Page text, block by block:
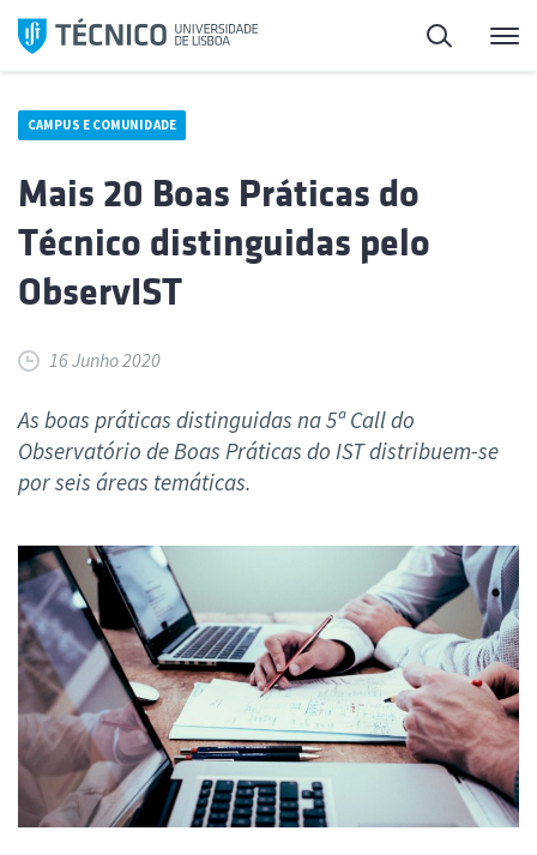
Saltar
para
Pesquisa
CAMPUS E COMUNIDADE
Mais 20 Boas Práticas do
Técnico distinguidas pelo
ObservIST
16 Junho 2020
As boas práticas distinguidas na 5ª Call do
Observatório de Boas Práticas do IST distribuem-se
por seis áreas temáticas.